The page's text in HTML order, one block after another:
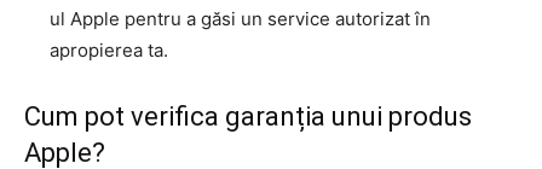
ul Apple pentru a găsi un service autorizat în
apropierea ta.
Cum pot verifica garanția unui produs
Apple?